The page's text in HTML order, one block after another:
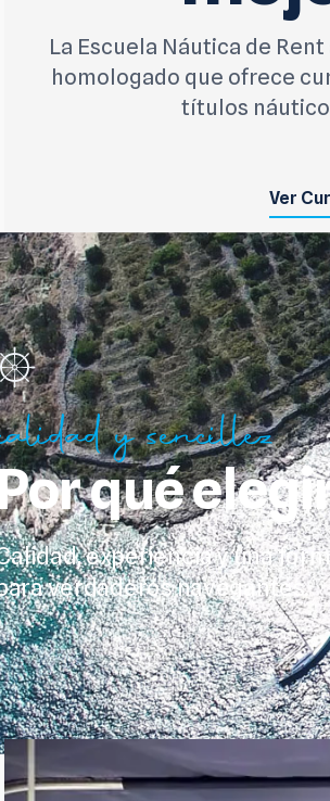
La Escuela Náutica de
homologado que ofrece
títulos
Ver
y sencillez
qué
experiencia y una
verdaderos navegantes.